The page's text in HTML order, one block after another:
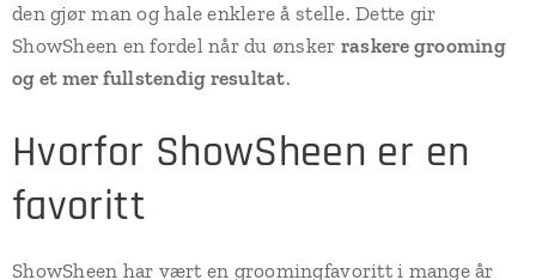
den gjør man og hale enklere å stelle. Dette gir
ShowSheen en fordel når du ønsker raskere grooming
og et mer fullstendig resultat.
Hvorfor ShowSheen er en
favoritt
ShowSheen har vært en groomingfavoritt i mange år